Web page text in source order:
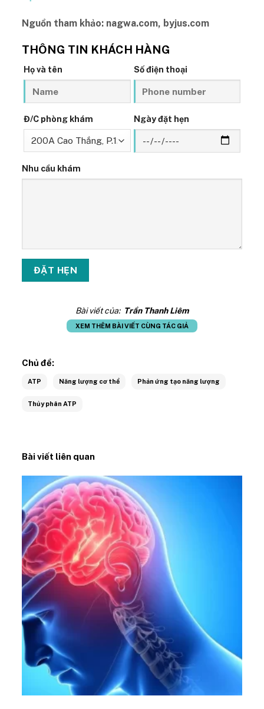
Nguồn tham khảo: nagwa.com, byjus.com
THÔNG TIN KHÁCH HÀNG
Họ và tên Số điện thoại
Đ/C phòng khám Ngày đặt hẹn
Nhu cầu khám
Bài viết của: Trần Thanh Liêm
XEM THÊM BÀI VIẾT CÙNG TÁC GIẢ
Chủ đề:
ATP Năng lượng cơ thể Phản ứng tạo năng lượng
Thủy phân ATP
Bài viết liên quan